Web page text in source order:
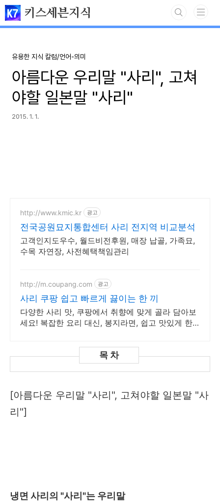
본문 바로가기
키스세븐지식
유용한 지식 칼럼/언어-의미
아름다운 우리말 "사리", 고쳐
야할 일본말 "사리"
2015. 1. 1.
http://www.kmic.kr 광고
전국공원묘지통합센터 사리 전지역 비교분석
고객인지도우수, 월드비전후원, 매장 납골, 가족묘,
수목 자연장, 사전혜택책임관리
http://m.coupang.com 광고
사리 쿠팡 쉽고 빠르게 끓이는 한 끼
다양한 사리 맛, 쿠팡에서 취향에 맞게 골라 담아보
세요! 복잡한 요리 대신, 봉지라면, 쉽고 맛있게 한
[아름다운 우리말 "사리", 고쳐야할 일본말 "사
리"]
냉면 사리의 "사리"는 우리말